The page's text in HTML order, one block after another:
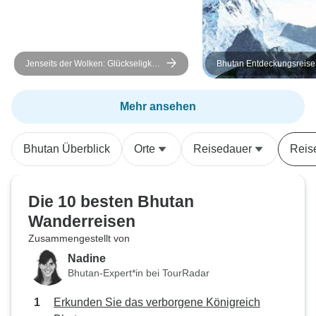
Jenseits der Wolken: Glückseligkeit
in Bhutan finden
Bhutan
tägigem Chelela
Mehr ansehen
Bhutan Überblick Orte Reisedauer
Die 10 besten Bhutan
Wanderreisen
Zusammengestellt von
Nadine
Bhutan-Expert*in bei TourRadar
Erkunden Sie das verborgene Königreich